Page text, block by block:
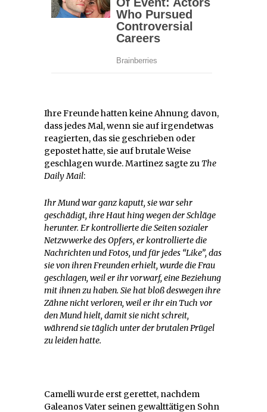
Ihre Freunde hatten keine Ahnung davon,
dass jedes Mal, wenn sie auf irgendetwas
reagierten, das sie geschrieben oder
gepostet hatte, sie auf brutale Weise
geschlagen wurde. Martinez sagte zu The
Daily Mail:
Ihr Mund war ganz kaputt, sie war sehr
geschädigt, ihre Haut hing wegen der Schläge
herunter. Er kontrollierte die Seiten sozialer
Netzwwerke des Opfers, er kontrollierte die
Nachrichten und Fotos, und für jedes “Like”, das
sie von ihren Freunden erhielt, wurde die Frau
geschlagen, weil er ihr vorwarf, eine Beziehung
mit ihnen zu haben. Sie hat bloß deswegen ihre
Zähne nicht verloren, weil er ihr ein Tuch vor
den Mund hielt, damit sie nicht schreit,
während sie täglich unter der brutalen Prügel
zu leiden hatte.
Camelli wurde erst gerettet, nachdem
Galeanos Vater seinen gewalttätigen Sohn